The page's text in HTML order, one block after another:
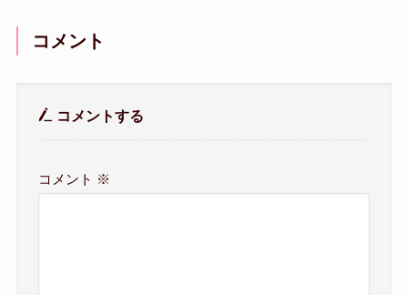
コメント
コメントする
コメント ※